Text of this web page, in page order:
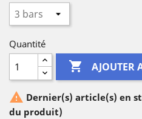
Quantité
 AJOUTER
 Dernier(s) article(s) en
du produit)